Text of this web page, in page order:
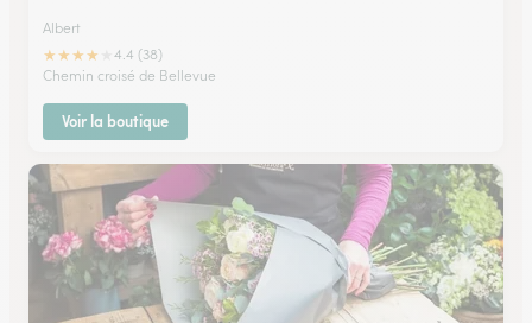
Albert
★★★★
4.4 (38)
Chemin croisé de Bellevue
Voir la boutique